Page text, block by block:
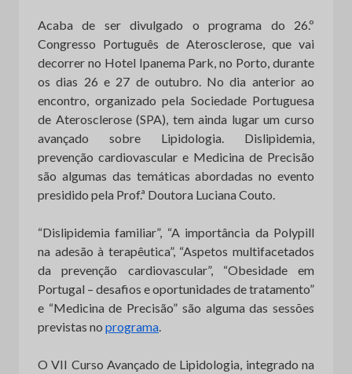
Acaba de ser divulgado o programa do 26.º
Congresso Português de Aterosclerose, que vai
decorrer no Hotel Ipanema Park, no Porto, durante
os dias 26 e 27 de outubro. No dia anterior ao
encontro, organizado pela Sociedade Portuguesa
de Aterosclerose (SPA), tem ainda lugar um curso
avançado sobre Lipidologia. Dislipidemia,
prevenção cardiovascular e Medicina de Precisão
são algumas das temáticas abordadas no evento
presidido pela Prof.ª Doutora Luciana Couto.
“Dislipidemia familiar”, “A importância da Polypill
na adesão à terapêutica”, “Aspetos multifacetados
da prevenção cardiovascular”, “Obesidade em
Portugal – desafios e oportunidades de tratamento”
e “Medicina de Precisão” são alguma das sessões
previstas no programa.
O VII Curso Avançado de Lipidologia, integrado na